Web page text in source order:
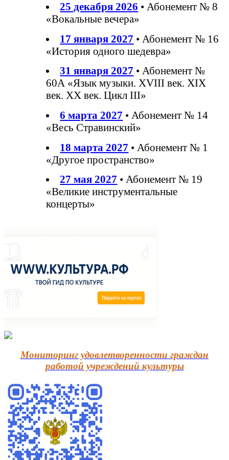
25 декабря 2026 • Абонемент № 8
«Вокальные вечера»
17 января 2027 • Абонемент № 16
«История одного шедевра»
31 января 2027 • Абонемент №
60А «Язык музыки. XVIII век. XIX
век. XX век. Цикл III»
6 марта 2027 • Абонемент № 14
«Весь Стравинский»
18 марта 2027 • Абонемент № 1
«Другое пространство»
27 мая 2027 • Абонемент № 19
«Великие инструментальные
концерты»
Мониторинг удовлетворенности граждан
работой учреждений культуры